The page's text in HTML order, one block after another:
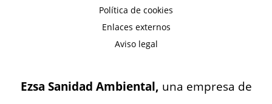
Política de cookies
Enlaces externos
Aviso legal
Ezsa Sanidad Ambiental, una empresa de